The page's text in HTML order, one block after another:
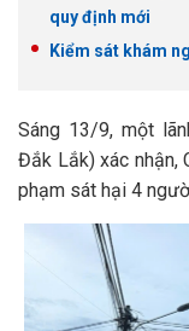
quy định mới
Kiểm sát khám
Sáng 13/9, một
Đắk Lắk) xác nhận,
phạm sát hại 4